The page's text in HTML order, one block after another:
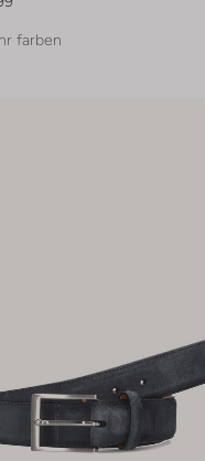
farben